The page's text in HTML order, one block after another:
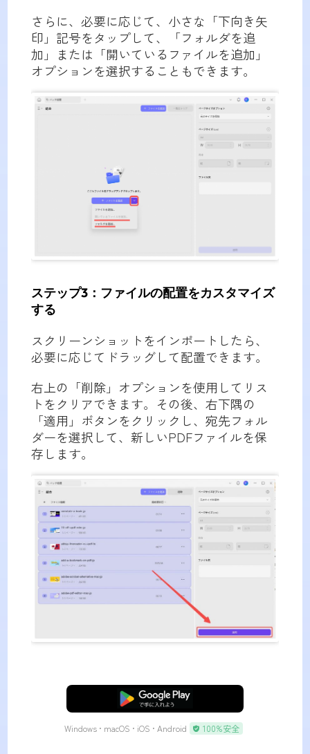
さらに、必要に応じて、小さな「下向き矢
印」記号をタップして、「フォルダを追
加」または「開いているファイルを追加」
オプションを選択することもできます。
ステップ3：ファイルの配置をカスタマイズ
する
スクリーンショットをインポートしたら、
必要に応じてドラッグして配置できます。
右上の「削除」オプションを使用してリス
トをクリアできます。その後、右下隅の
「適用」ボタンをクリックし、宛先フォル
ダーを選択して、新しいPDFファイルを保
存します。
無料ダウンロード
Windows • macOS • iOS • Android 100%安全